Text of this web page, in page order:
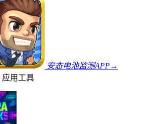
安态电池监测APP→
应用工具